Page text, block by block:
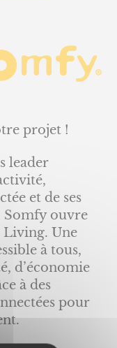
projet !
leader
et de ses
Somfy ouvre
Living. Une
à tous,
d’économie
à des
pour